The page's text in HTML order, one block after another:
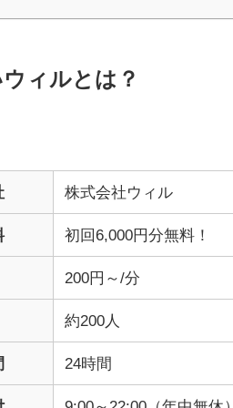
ィルとは？
株式会社ウィル
初回6,000円分無料！
200円～/分
約200人
24時間